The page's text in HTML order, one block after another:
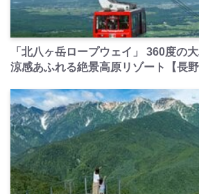
「北八ヶ岳ロープウェイ」 360度の
涼感あふれる絶景高原リゾート【長野